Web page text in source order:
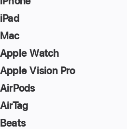
iPad
Mac
Apple Watch
Apple Vision Pro
AirPods
AirTag
Beats